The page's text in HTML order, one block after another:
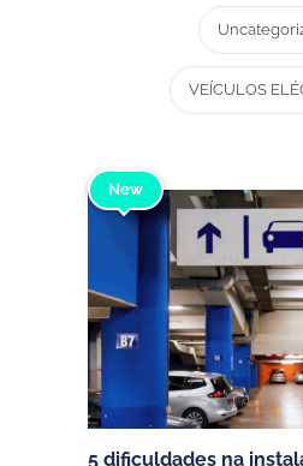
VEÍCULOS
New
5 dificuldades na